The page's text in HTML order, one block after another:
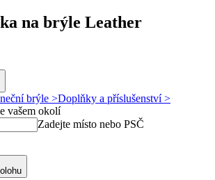
na brýle Leather
brýle >Doplňky a příslušenství >
vašem okolí
Zadejte místo nebo PSČ